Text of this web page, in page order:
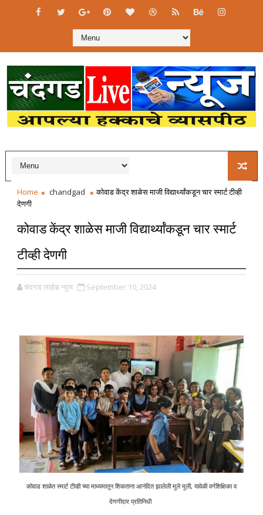
Home chandgad
कोवाड केंद्र शाळेस माजी विद्यार्थ्यांकडून चार स्मार्ट टीव्ही
देणगी
कोवाड केंद्र शाळेस माजी विद्यार्थ्यांकडून चार स्मार्ट
टीव्ही देणगी
चंदगड लाईव्ह न्युज September 10, 2024
कोवाड शाळेत स्मार्ट टीव्ही च्या माध्यमातून शिकताना आनंदित झालेली मुले मुली, यावेळी वर्गशिक्षिका व
देणगीदार प्रतिनिधी